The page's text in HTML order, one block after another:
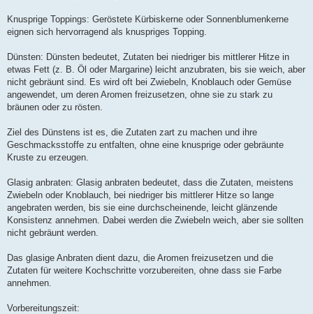
Knusprige Toppings: Geröstete Kürbiskerne oder Sonnenblumenkerne
eignen sich hervorragend als knuspriges Topping.
Dünsten: Dünsten bedeutet, Zutaten bei niedriger bis mittlerer Hitze in
etwas Fett (z. B. Öl oder Margarine) leicht anzubraten, bis sie weich, aber
nicht gebräunt sind. Es wird oft bei Zwiebeln, Knoblauch oder Gemüse
angewendet, um deren Aromen freizusetzen, ohne sie zu stark zu
bräunen oder zu rösten.
Ziel des Dünstens ist es, die Zutaten zart zu machen und ihre
Geschmacksstoffe zu entfalten, ohne eine knusprige oder gebräunte
Kruste zu erzeugen.
Glasig anbraten: Glasig anbraten bedeutet, dass die Zutaten, meistens
Zwiebeln oder Knoblauch, bei niedriger bis mittlerer Hitze so lange
angebraten werden, bis sie eine durchscheinende, leicht glänzende
Konsistenz annehmen. Dabei werden die Zwiebeln weich, aber sie sollten
nicht gebräunt werden.
Das glasige Anbraten dient dazu, die Aromen freizusetzen und die
Zutaten für weitere Kochschritte vorzubereiten, ohne dass sie Farbe
annehmen.
Vorbereitungszeit: